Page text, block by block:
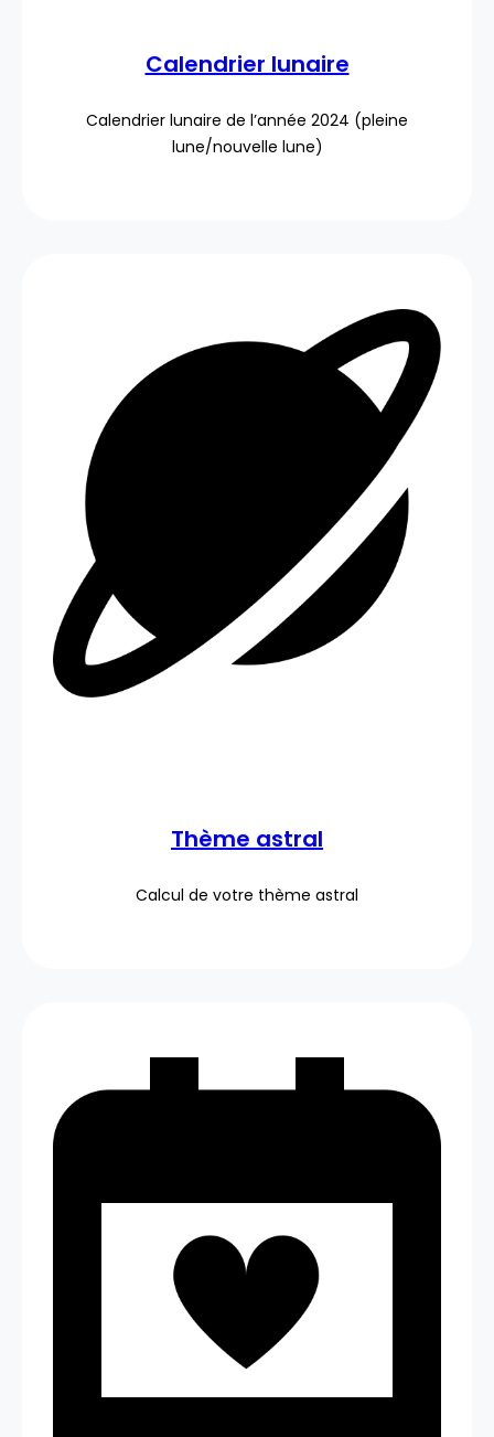
Calendrier lunaire
Calendrier lunaire de l’année 2024 (pleine
lune/nouvelle lune)
Thème astral
Calcul de votre thème astral